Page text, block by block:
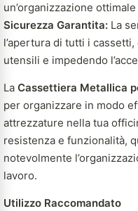
un’organizzazione
Sicurezza Garantita: La
l’apertura di tutti i
utensili e impedendo
La Cassettiera Metallica
per organizzare in modo
attrezzature nella tua
resistenza e funzionalità,
notevolmente
lavoro.
Utilizzo Raccomandato